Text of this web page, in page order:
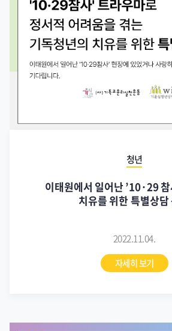
청년
이태원에서 일어난 ’10·29
치유를 위한 특별상담
2022.11.04.
자세히 보기